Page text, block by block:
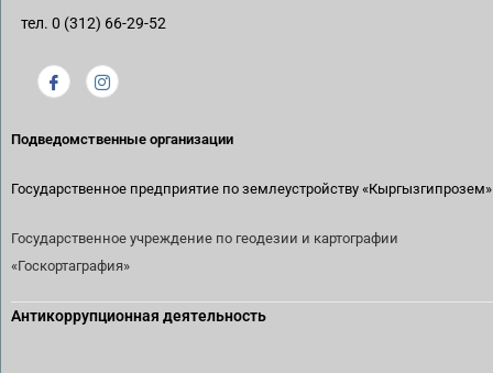
тел. 0 (312) 66-29-52
Подведомственные организации
Государственное предприятие по землеустройству «Кыргызгипрозем»
Государственное учреждение по геодезии и картографии
«Госкортаграфия»
Антикоррупционная деятельность